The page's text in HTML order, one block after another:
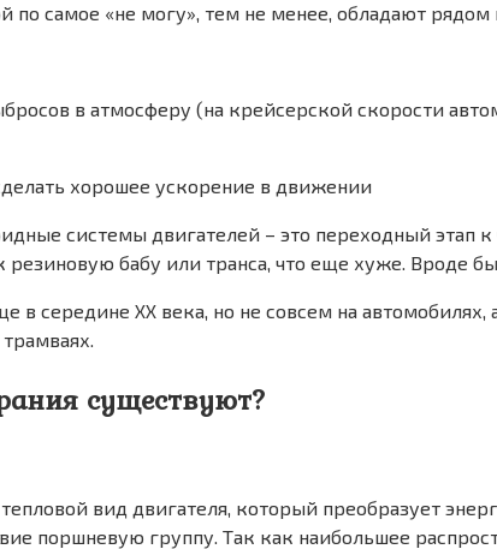
по самое «не могу», тем не менее, обладают
в атмосферу (на крейсерской скорости
хорошее ускорение в движении
системы двигателей – это переходный этап
бабу или транса, что еще хуже. Вроде бы
в середине ХХ века, но не совсем на
существуют?
вид двигателя, который преобразует
поршневую группу. Так как наибольшее